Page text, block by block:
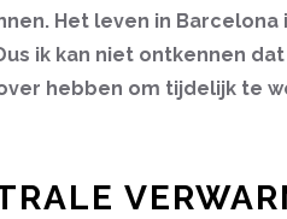
Het leven in
ik kan niet ontkennen
hebben om tijdelijk te